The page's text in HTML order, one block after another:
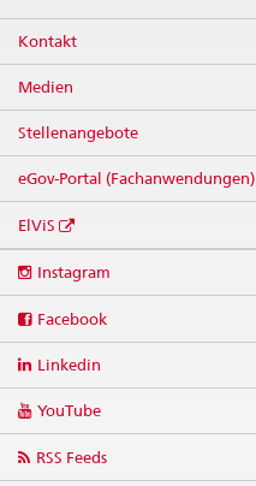
Kontakt
Medien
Stellenangebote
eGov-Portal (Fachanwendungen)
ElViS
media
Instagram
Facebook
Linkedin
YouTube
RSS Feeds